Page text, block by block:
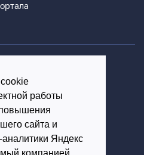
работы
сайта и
Яндекс
данных
возможно только с
портала